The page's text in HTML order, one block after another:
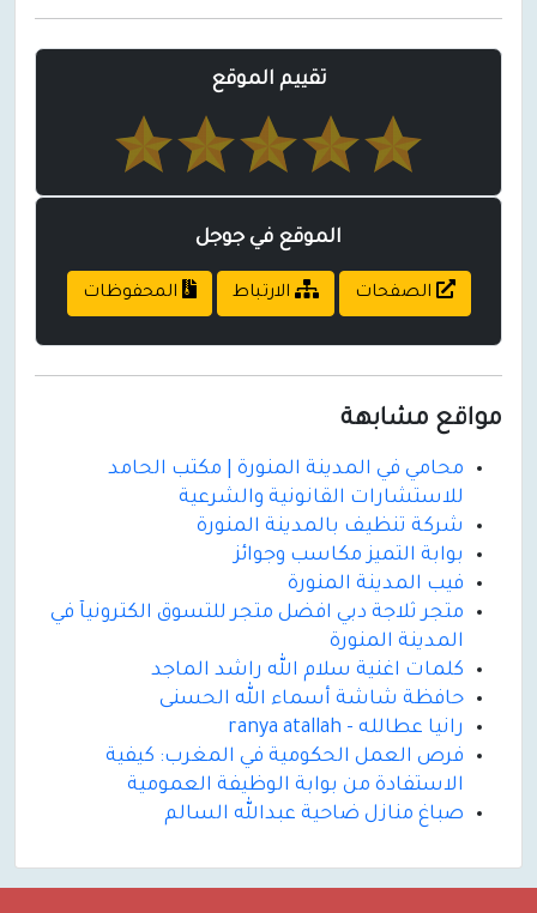
تقييم الموقع
الموقع في جوجل
الصفحات الارتباط المحفوظات
مواقع مشابهة
محامي في المدينة المنورة | مكتب الحامد
للاستشارات القانونية والشرعية
شركة تنظيف بالمدينة المنورة
بوابة التميز مكاسب وجوائز
فيب المدينة المنورة
متجر ثلاجة دبي افضل متجر للتسوق الكترونيآ في
المدينة المنورة
كلمات اغنية سلام الله راشد الماجد
حافظة شاشة أسماء الله الحسنى
رانيا عطالله - ranya atallah
فرص العمل الحكومية في المغرب: كيفية
الاستفادة من بوابة الوظيفة العمومية
صباغ منازل ضاحية عبدالله السالم